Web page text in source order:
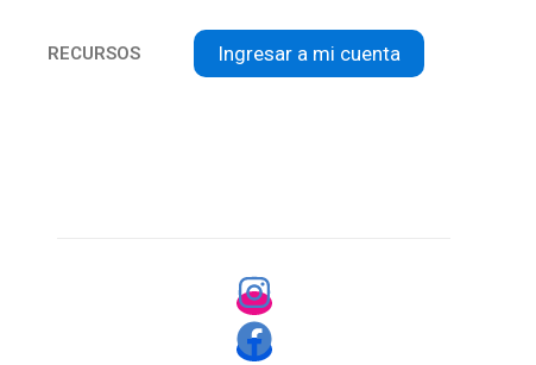
RECURSOS Ingresar a mi cuenta